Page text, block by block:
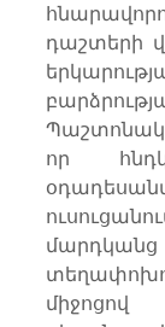
դաշտերի
որ